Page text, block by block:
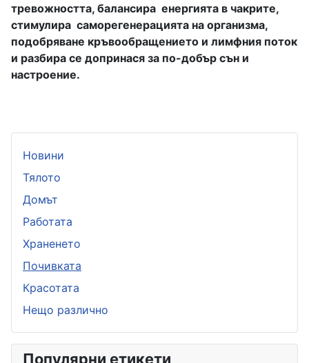
тревожността, балансира енергията в чакрите,
стимулира саморегенерацията на организма,
подобряване кръвообращението и лимфния поток
и разбира се допринася за по-добър сън и
настроение.
Новини
Тялото
Домът
Работата
Храненето
Почивката
Красотата
Нещо различно
Популярни етикети